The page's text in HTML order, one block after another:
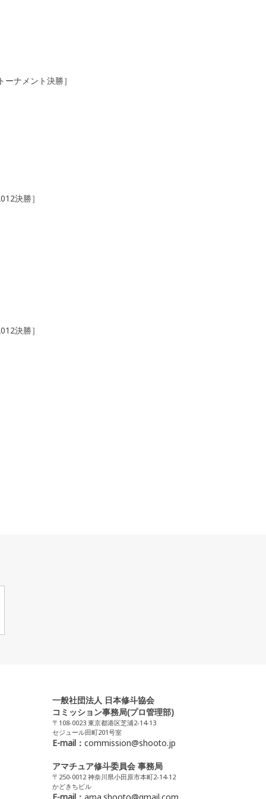
ナメント決勝］
決勝］
決勝］
一般社団法人 日本修斗協会
コミッション事務局(プロ管理部)
〒108-0023 東京都港区芝浦2-14-13
セジュール田町201号室
E-mail： commission@shooto.jp
アマチュア修斗委員会 事務局
〒250-0012 神奈川県小田原市本町2-14-12
かどきちビル